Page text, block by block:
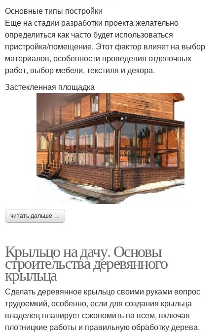
Основные типы постройки
Еще на стадии разработки проекта желательно
определиться как часто будет использоваться
пристройка/помещение. Этот фактор влияет на выбор
материалов, особенности проведения отделочных
работ, выбор мебели, текстиля и декора.
Застекленная площадка
читать дальше →
Крыльцо на дачу. Основы
строительства деревянного
крыльца
Сделать деревянное крыльцо своими руками вопрос
трудоемкий, особенно, если для создания крыльца
владелец планирует сэкономить на всем, включая
плотницкие работы и правильную обработку дерева.